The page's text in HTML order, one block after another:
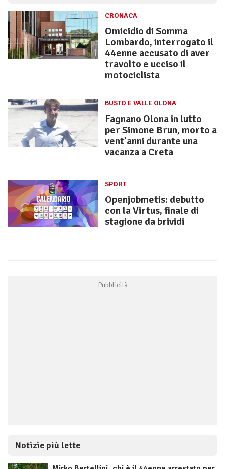
CRONACA
Omicidio di Somma
Lombardo, interrogato il
44enne accusato di aver
travolto e ucciso il
motociclista
BUSTO E VALLE OLONA
Fagnano Olona in lutto
per Simone Brun, morto a
vent’anni durante una
vacanza a Creta
SPORT
Openjobmetis: debutto
con la Virtus, finale di
stagione da brividi
Notizie più lette